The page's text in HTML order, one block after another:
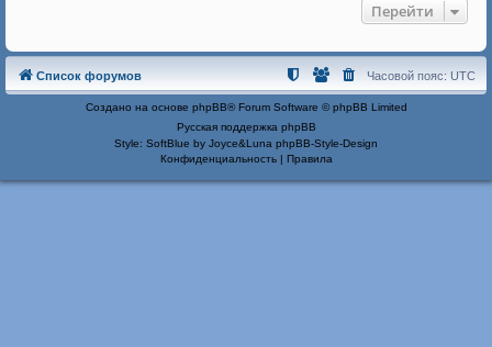
Перейти
Список форумов Часовой пояс: UTC
Создано на основе phpBB® Forum Software © phpBB Limited
Русская поддержка phpBB
Style: SoftBlue by Joyce&Luna phpBB-Style-Design
Конфиденциальность| Правила